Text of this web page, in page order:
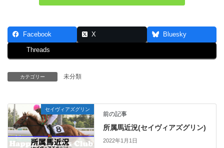
Facebook X Bluesky
Threads
カテゴリー 未分類
セイヴィアズグリン
前の記事
所属馬近況(セイヴィアズグリン)
2022年1月1日